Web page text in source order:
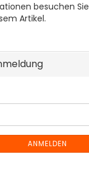
besuchen
Artikel.
ANMELDEN